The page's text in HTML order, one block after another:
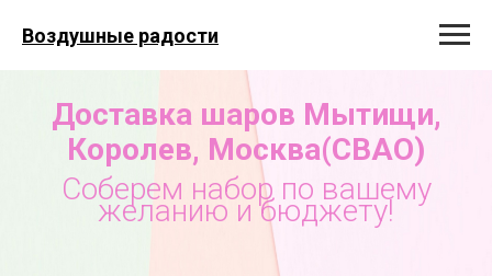
Воздушные радости
Доставка шаров Мытищи,
Королев, Москва(СВАО)
Соберем набор по вашему
желанию и бюджету!